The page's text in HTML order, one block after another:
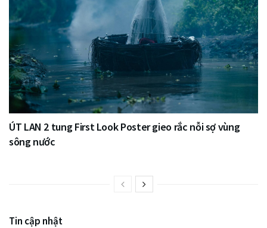
ÚT LAN 2 tung First Look Poster gieo rắc nỗi sợ vùng
sông nước
Tin cập nhật